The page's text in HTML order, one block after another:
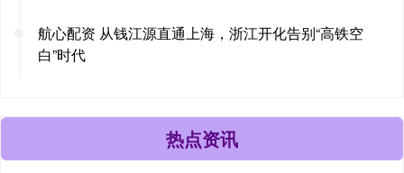
航心配资 从钱江源直通上海，浙江开化告别“高铁空
白”时代
热点资讯